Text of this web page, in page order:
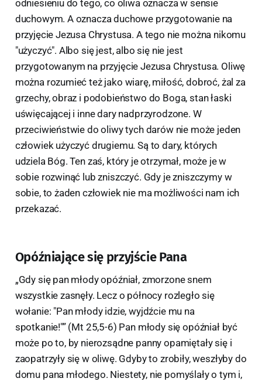
odniesieniu do tego, co oliwa oznacza w sensie
duchowym. A oznacza duchowe przygotowanie na
przyjęcie Jezusa Chrystusa. A tego nie można nikomu
"użyczyć". Albo się jest, albo się nie jest
przygotowanym na przyjęcie Jezusa Chrystusa. Oliwę
można rozumieć też jako wiarę, miłość, dobroć, żal za
grzechy, obraz i podobieństwo do Boga, stan łaski
uświęcającej i inne dary nadprzyrodzone. W
przeciwieństwie do oliwy tych darów nie może jeden
człowiek użyczyć drugiemu. Są to dary, których
udziela Bóg. Ten zaś, który je otrzymał, może je w
sobie rozwinąć lub zniszczyć. Gdy je zniszczymy w
sobie, to żaden człowiek nie ma możliwości nam ich
przekazać.
Opóźniające się przyjście Pana
„Gdy się pan młody opóźniał, zmorzone snem
wszystkie zasnęły. Lecz o północy rozległo się
wołanie: "Pan młody idzie, wyjdźcie mu na
spotkanie!"” (Mt 25,5-6) Pan młody się opóźniał być
może po to, by nierozsądne panny opamiętały się i
zaopatrzyły się w oliwę. Gdyby to zrobiły, weszłyby do
domu pana młodego. Niestety, nie pomyślały o tym i,